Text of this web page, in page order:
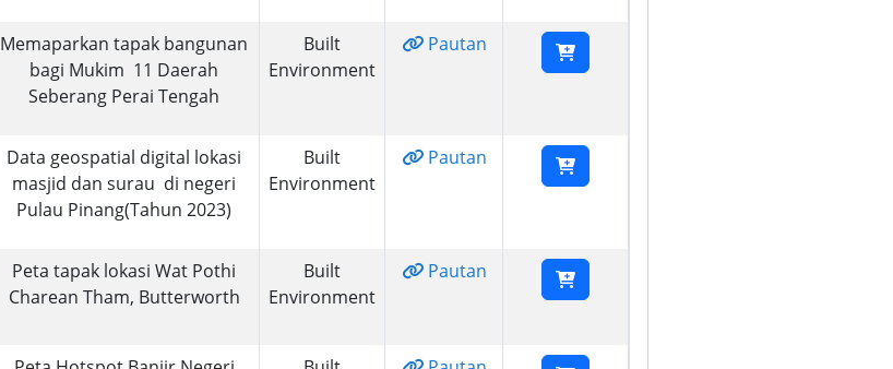
Memaparkan tapak bangunan
bagi Mukim 11 Daerah
Seberang Perai Tengah
Built
Environment
Pautan
Data geospatial digital lokasi
masjid dan surau di negeri
Pulau Pinang(Tahun 2023)
Built
Environment
Pautan
Peta tapak lokasi Wat Pothi
Charean Tham, Butterworth
Built
Environment
Pautan